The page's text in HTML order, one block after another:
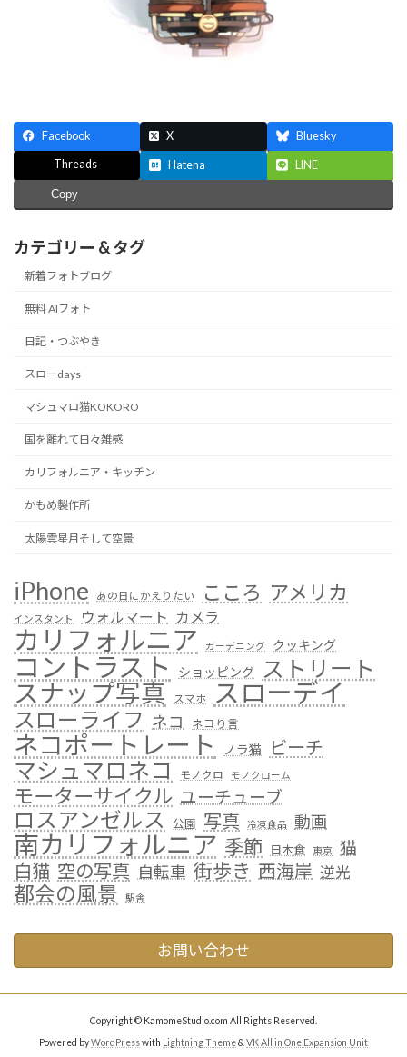
Facebook X Bluesky
Threads Hatena LINE
Copy
カテゴリー & タグ
新着フォトブログ
無料 AIフォト
日記・つぶやき
スローdays
マシュマロ猫KOKORO
国を離れて日々雑感
カリフォルニア・キッチン
かもめ製作所
太陽雲星月そして空景
iPhone あの日にかえりたい こころ アメリカ
インスタント ウォルマート カメラ
カリフォルニア ガーデニング クッキング
コントラスト ショッピング ストリート
スナップ写真 スマホ スローデイ
スローライフ ネコ ネコり言
ネコポートレート ノラ猫 ビーチ
マシュマロネコ モノクロ モノクローム
モーターサイクル ユーチューブ
ロスアンゼルス 公園 写真 冷凍食品 動画
南カリフォルニア 季節 日本食 東京 猫
白猫 空の写真 自転車 街歩き 西海岸 逆光
都会の風景 駅舎
お問い合わせ
Copyright © KamomeStudio.com All Rights Reserved.
Powered byWordPresswith Lightning Theme&VK All in One Expansion Unit